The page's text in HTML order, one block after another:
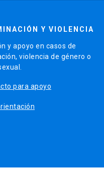
Y VIOLENCIA
y apoyo en casos de
violencia de género o
para apoyo